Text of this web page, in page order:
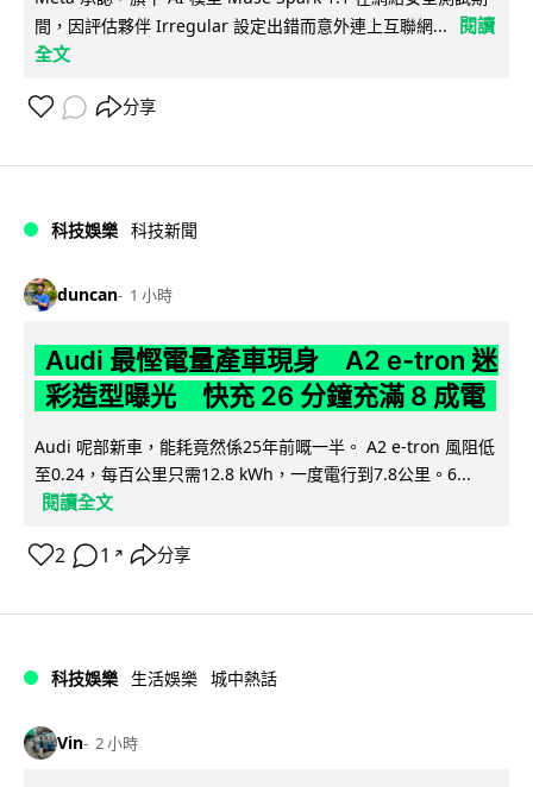
間，因評估夥伴 Irregular 設定出錯而意外連上互聯網...
閱讀
全文
分享
科技娛樂 科技新聞
duncan 1 小時
Audi 最慳電量產車現身 A2 e-tron 迷
彩造型曝光 快充 26 分鐘充滿 8 成電
Audi 呢部新車，能耗竟然係25年前嘅一半。 A2 e-tron 風阻低
至0.24，每百公里只需12.8 kWh，一度電行到7.8公里。6...
閱讀全文
2 1 ↗ 分享
科技娛樂 生活娛樂 城中熱話
Vin 2 小時